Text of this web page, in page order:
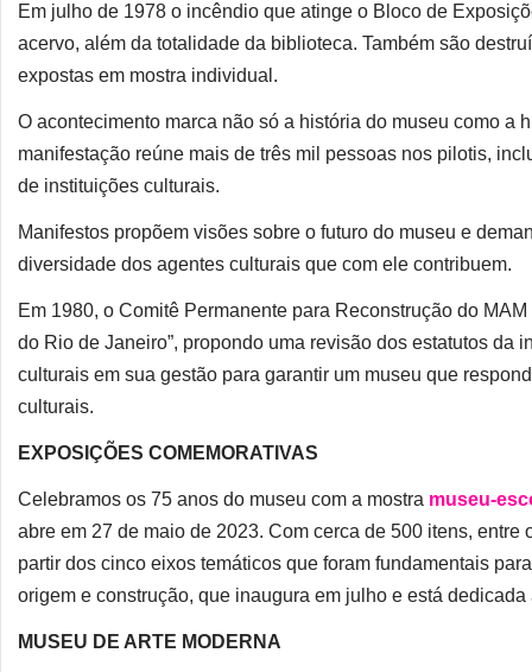
Em julho de 1978 o incêndio que atinge o Bloco de
acervo, além da totalidade da biblioteca. Também são
expostas em mostra individual.
O acontecimento marca não só a história do museu como a
manifestação reúne mais de três mil pessoas nos pilotis,
de instituições culturais.
Manifestos propõem visões sobre o futuro do museu e
diversidade dos agentes culturais que com ele contribuem.
Em 1980, o Comitê Permanente para Reconstrução do
do Rio de Janeiro”, propondo uma revisão dos estatutos da
culturais em sua gestão para garantir um museu que
culturais.
EXPOSIÇÕES COMEMORATIVAS
Celebramos os 75 anos do museu com a mostra museu-
abre em 27 de maio de 2023. Com cerca de 500 itens,
partir dos cinco eixos temáticos que foram fundamentais
origem e construção, que inaugura em julho e está
MUSEU DE ARTE MODERNA